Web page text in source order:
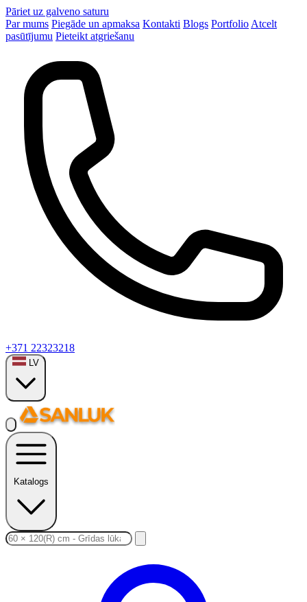
Pāriet uz galveno saturu
Par mums Piegāde un apmaksa Kontakti Blogs Portfolio Atcelt
pasūtījumu Pieteikt atgriešanu
+371 22323218
LV
Katalogs